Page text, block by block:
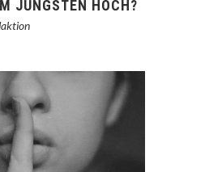
JÜNGSTEN HOCH?